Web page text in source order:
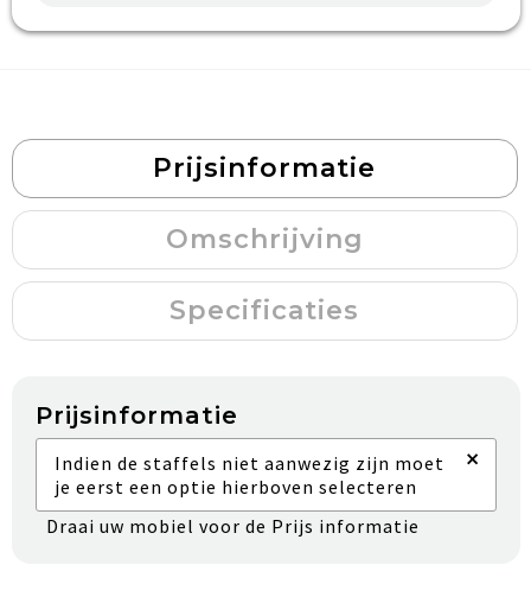
Prijsinformatie
Omschrijving
Specificaties
Prijsinformatie
Indien de staffels niet aanwezig zijn moet
je eerst een optie hierboven selecteren
×
Draai uw mobiel voor de Prijs informatie